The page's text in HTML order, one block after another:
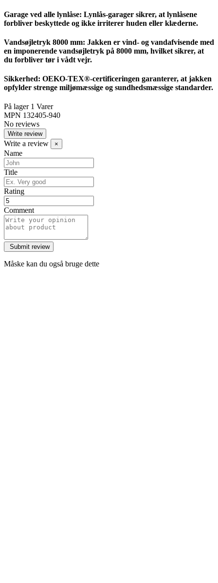
Garage ved alle lynlåse: Lynlås-garager sikrer, at lynlåsene
forbliver beskyttede og ikke irriterer huden eller klæderne.
Vandsøjletryk 8000 mm: Jakken er vind- og vandafvisende med
en imponerende vandsøjletryk på 8000 mm, hvilket sikrer, at
du forbliver tør i vådt vejr.
Sikkerhed: OEKO-TEX®-certificeringen garanterer, at jakken
opfylder strenge miljømæssige og sundhedsmæssige standarder.
På lager 1 Varer
MPN 132405-940
No reviews
Write review
Write a review ×
Name
Title
Rating
Comment
Måske kan du også bruge dette